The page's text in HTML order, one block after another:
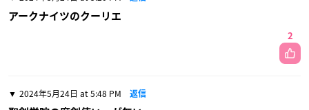
アークナイツのクーリエ
2
2024年5月24日 at 5:48 PM 返信